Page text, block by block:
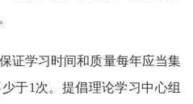
学习时间和质量每年应当集
于1次。提倡理论学习中心组